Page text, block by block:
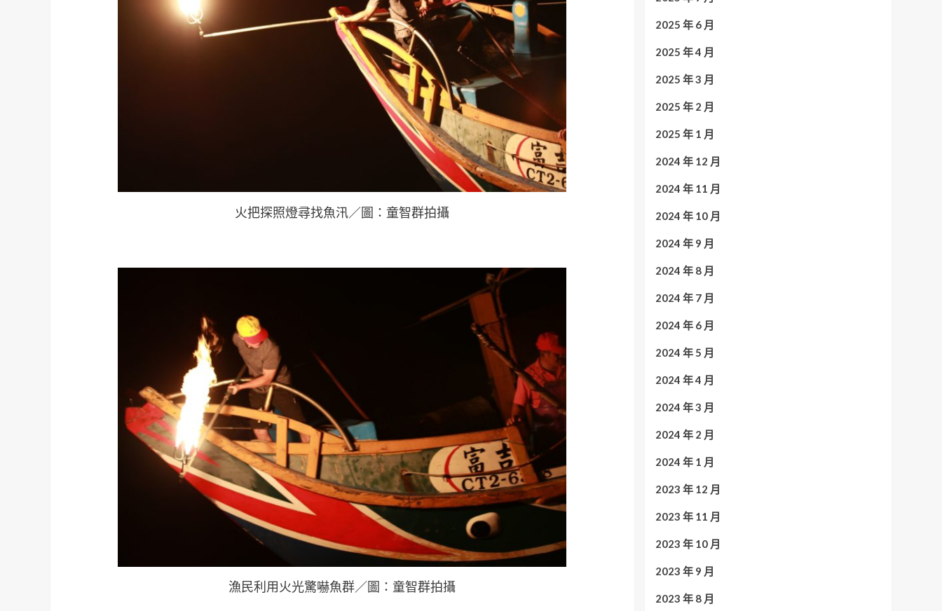
火把探照燈尋找魚汛／圖：童智群拍攝
漁民利用火光驚嚇魚群／圖：童智群拍攝
2025 年 6 月
2025 年 4 月
2025 年 3 月
2025 年 2 月
2025 年 1 月
2024 年 12 月
2024 年 11 月
2024 年 10 月
2024 年 9 月
2024 年 8 月
2024 年 7 月
2024 年 6 月
2024 年 5 月
2024 年 4 月
2024 年 3 月
2024 年 2 月
2024 年 1 月
2023 年 12 月
2023 年 11 月
2023 年 10 月
2023 年 9 月
2023 年 8 月